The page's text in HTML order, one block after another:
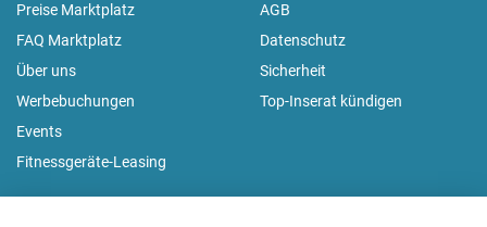
Preise Marktplatz
FAQ Marktplatz
Über uns
Werbebuchungen
Events
Fitnessgeräte-Leasing
AGB
Datenschutz
Sicherheit
Top-Inserat kündigen